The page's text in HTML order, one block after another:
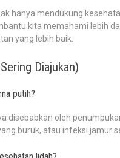
hanya mendukung
kita memahami lebih
yang lebih baik.
Diajukan)
putih?
disebabkan oleh
buruk, atau infeksi jamur